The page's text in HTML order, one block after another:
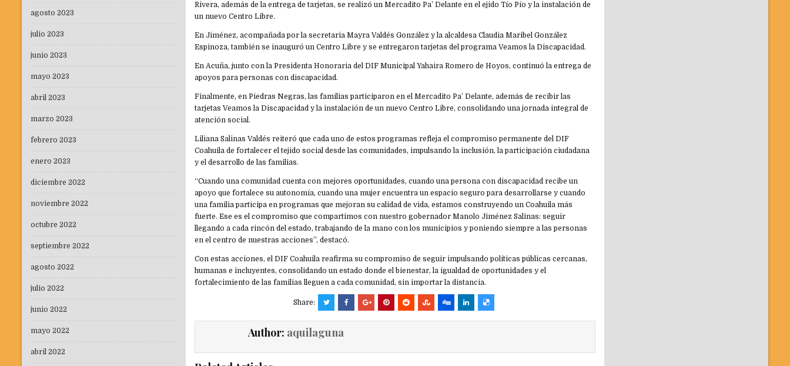
Rivera, además de la entrega de tarjetas, se realizó un Mercadito Pa’ Delante en el ejido Tío Pío y la instalación de
un nuevo Centro Libre.
En Jiménez, acompañada por la secretaria Mayra Valdés González y la alcaldesa Claudia Maribel González
Espinoza, también se inauguró un Centro Libre y se entregaron tarjetas del programa Veamos la Discapacidad.
En Acuña, junto con la Presidenta Honoraria del DIF Municipal Yahaira Romero de Hoyos, continuó la entrega de
apoyos para personas con discapacidad.
Finalmente, en Piedras Negras, las familias participaron en el Mercadito Pa’ Delante, además de recibir las
tarjetas Veamos la Discapacidad y la instalación de un nuevo Centro Libre, consolidando una jornada integral de
atención social.
Liliana Salinas Valdés reiteró que cada uno de estos programas refleja el compromiso permanente del DIF
Coahuila de fortalecer el tejido social desde las comunidades, impulsando la inclusión, la participación ciudadana
y el desarrollo de las familias.
“Cuando una comunidad cuenta con mejores oportunidades, cuando una persona con discapacidad recibe un
apoyo que fortalece su autonomía, cuando una mujer encuentra un espacio seguro para desarrollarse y cuando
una familia participa en programas que mejoran su calidad de vida, estamos construyendo un Coahuila más
fuerte. Ese es el compromiso que compartimos con nuestro gobernador Manolo Jiménez Salinas: seguir
llegando a cada rincón del estado, trabajando de la mano con los municipios y poniendo siempre a las personas
en el centro de nuestras acciones”, destacó.
Con estas acciones, el DIF Coahuila reafirma su compromiso de seguir impulsando políticas públicas cercanas,
humanas e incluyentes, consolidando un estado donde el bienestar, la igualdad de oportunidades y el
fortalecimiento de las familias lleguen a cada comunidad, sin importar la distancia.
Share:
Author: aquilaguna
agosto 2023
julio 2023
junio 2023
mayo 2023
abril 2023
marzo 2023
febrero 2023
enero 2023
diciembre 2022
noviembre 2022
octubre 2022
septiembre 2022
agosto 2022
julio 2022
junio 2022
mayo 2022
abril 2022